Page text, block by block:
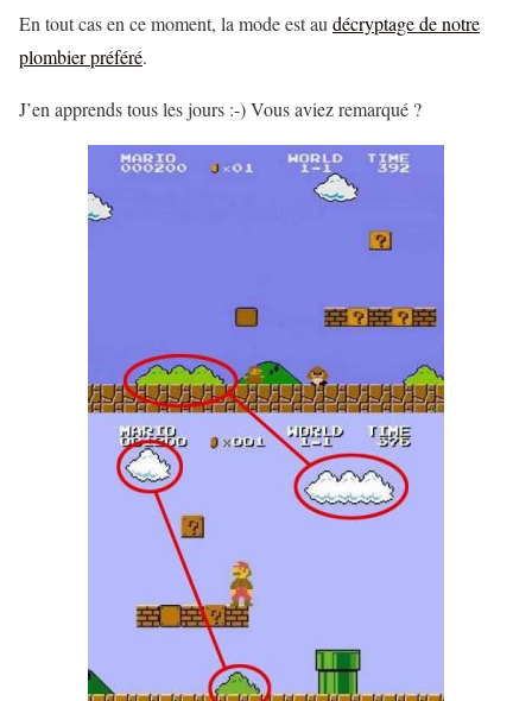
En tout cas en ce moment, la mode est au décryptage de notre
plombier préféré.
J’en apprends tous les jours :-) Vous aviez remarqué ?